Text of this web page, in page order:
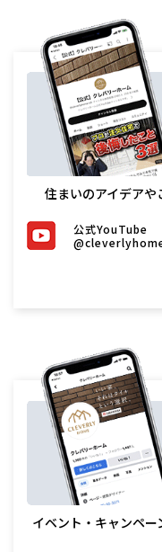
住まいのアイデアや
公式YouTube
イベント・キャンペ